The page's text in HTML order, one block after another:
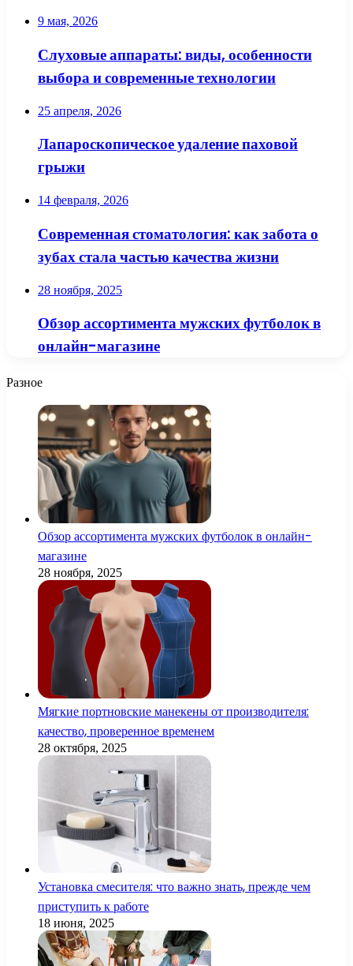
9 мая, 2026
Слуховые аппараты: виды, особенности
выбора и современные технологии
25 апреля, 2026
Лапароскопическое удаление паховой
грыжи
14 февраля, 2026
Современная стоматология: как забота о
зубах стала частью качества жизни
28 ноября, 2025
Обзор ассортимента мужских футболок в
онлайн-магазине
Разное
Обзор ассортимента мужских футболок в онлайн-
магазине
28 ноября, 2025
Мягкие портновские манекены от производителя:
качество, проверенное временем
28 октября, 2025
Установка смесителя: что важно знать, прежде чем
приступить к работе
18 июня, 2025